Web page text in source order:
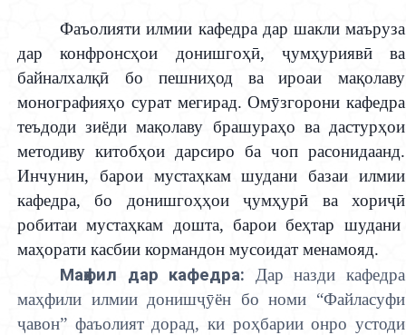
Фаъолияти илмии кафедра дар шакли маъруза
дар конфронсҳои донишгоҳӣ, ҷумҳуриявӣва
байналхалқӣ бо пешниҳод ва ироаи мақолаву
монографияҳо сурат мегирад. Омӯзгорони кафедра
теъдоди зиёди мақолаву брашураҳо ва дастурҳои
методиву китобҳои дарсиро ба чоп расонидаанд.
Инчунин, барои мустаҳкам шудани базаи илмии
кафедра, бо донишгоҳҳоиҷумҳурӣ ва хориҷӣ
робитаи мустаҳкам дошта, барои беҳтар шудани
маҳорати касбии кормандон мусоидат менамояд.
Маҳфил дар кафедра:
Дар назди кафедра
маҳфили илмии донишҷӯён бо номи “Файласуфи
ҷавон” фаъолият дорад, ки роҳбарии онро устоди